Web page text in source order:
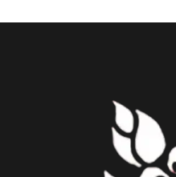
Japanese